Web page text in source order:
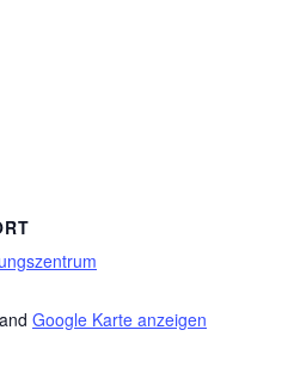
Google Karte anzeigen